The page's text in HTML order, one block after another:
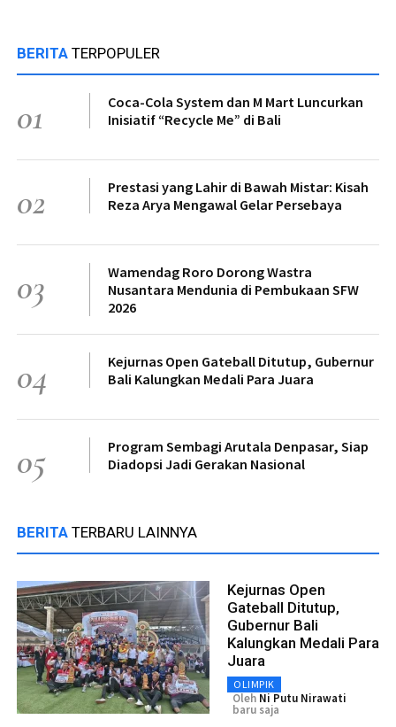
BERITA TERPOPULER
01
Coca-Cola System dan M Mart Luncurkan
Inisiatif “Recycle Me” di Bali
02
Prestasi yang Lahir di Bawah Mistar: Kisah
Reza Arya Mengawal Gelar Persebaya
03
Wamendag Roro Dorong Wastra
Nusantara Mendunia di Pembukaan SFW
2026
04
Kejurnas Open Gateball Ditutup, Gubernur
Bali Kalungkan Medali Para Juara
05
Program Sembagi Arutala Denpasar, Siap
Diadopsi Jadi Gerakan Nasional
BERITA TERBARU LAINNYA
Kejurnas Open
Gateball Ditutup,
Gubernur Bali
Kalungkan Medali Para
Juara
OLIMPIK
Oleh Ni Putu Nirawati
baru saja